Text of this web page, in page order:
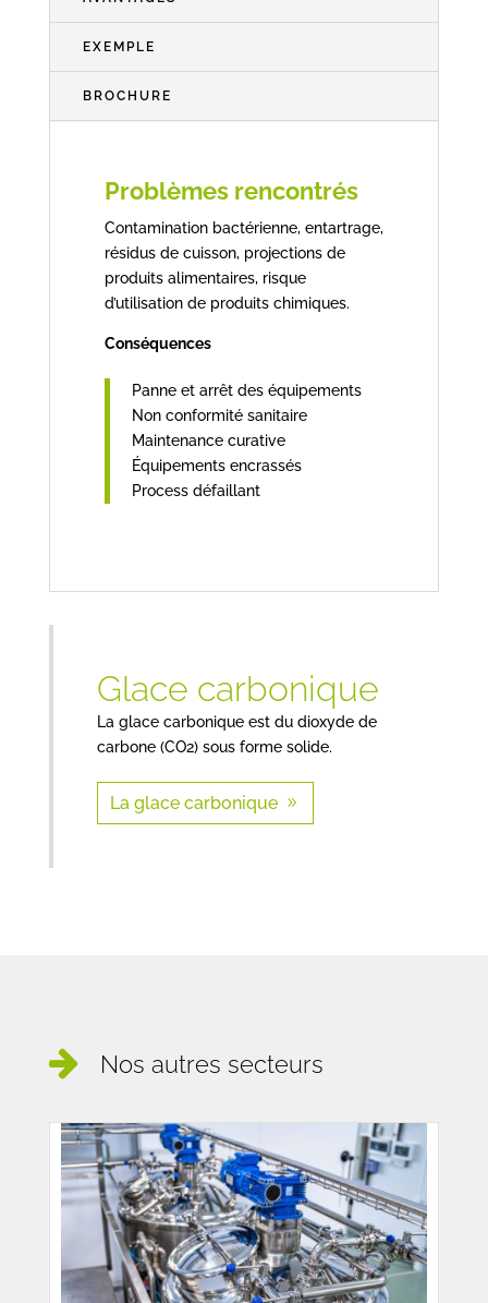
EXEMPLE
BROCHURE
Problèmes rencontrés
Contamination bactérienne, entartrage,
résidus de cuisson, projections de
produits alimentaires, risque
d’utilisation de produits chimiques.
Conséquences
Panne et arrêt des équipements
Non conformité sanitaire
Maintenance curative
Équipements encrassés
Process défaillant
Glace carbonique
La glace carbonique est du dioxyde de
carbone (CO2) sous forme solide.
La glace carbonique
Nos autres secteurs